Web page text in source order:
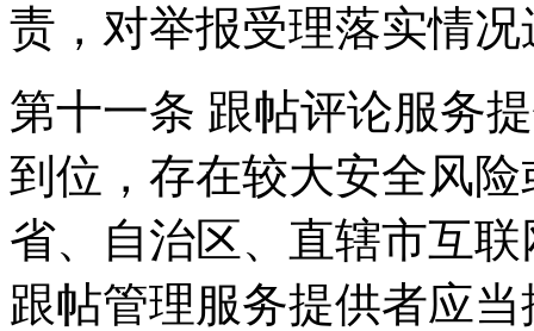
责，对举报受理落实情
第十一条 跟帖评论服务
到位，存在较大安全风
省、自治区、直辖市互
跟帖管理服务提供者应